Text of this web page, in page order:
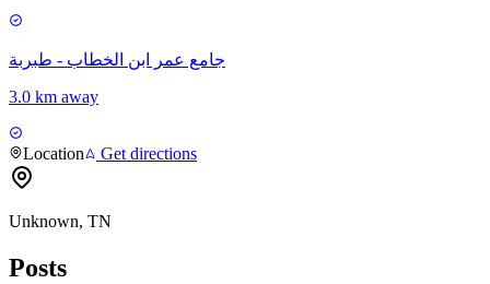
جامع عمر ابن الخطاب - طبربة
3.0 km away
Location Get directions
Unknown, TN
Posts